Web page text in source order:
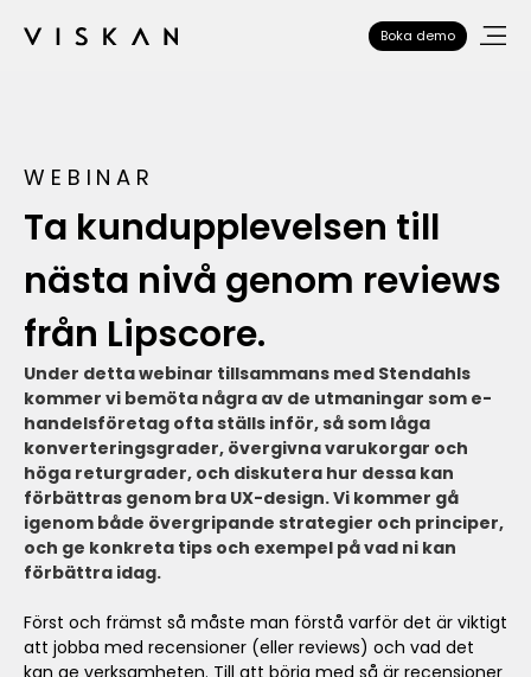
Boka demo
WEBINAR
Ta kundupplevelsen till
nästa nivå genom reviews
från Lipscore.
Under detta webinar tillsammans med Stendahls
kommer vi bemöta några av de utmaningar som e-
handelsföretag ofta ställs inför, så som låga
konverteringsgrader, övergivna varukorgar och
höga returgrader, och diskutera hur dessa kan
förbättras genom bra UX-design. Vi kommer gå
igenom både övergripande strategier och principer,
och ge konkreta tips och exempel på vad ni kan
förbättra idag.
Först och främst så måste man förstå varför det är viktigt
att jobba med recensioner (eller reviews) och vad det
kan ge verksamheten. Till att börja med så är recensioner